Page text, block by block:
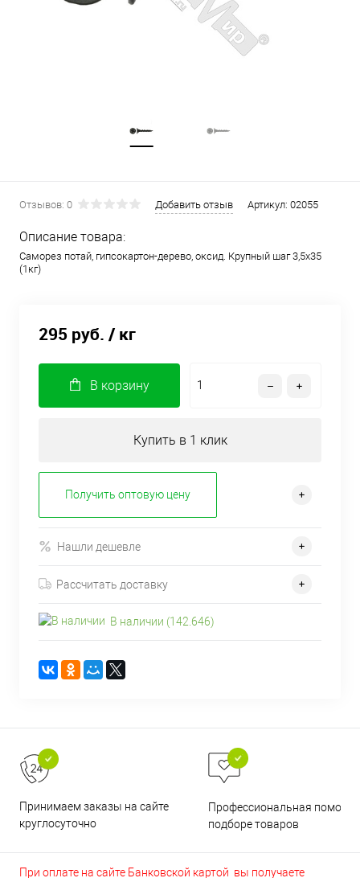
Отзывов: 0 Добавить отзыв Артикул: 02055
Описание товара:
Саморез потай, гипсокартон-дерево, оксид. Крупный шаг 3,5х35
(1кг)
295 руб. / кг
В корзину
Купить в 1 клик
Получить оптовую цену
Нашли дешевле
Рассчитать доставку
В наличии (142.646)
Принимаем заказы на сайте
круглосуточно
Профессиональная помощь
подборе товаров
При оплате на сайте Банковской картой вы получаете